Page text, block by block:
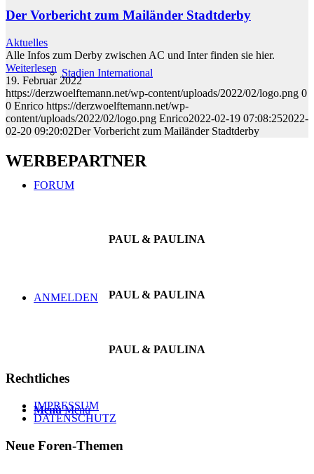
Stadien International
FORUM
ANMELDEN
Menü Menü
Der Vorbericht zum Mailänder Stadtderby
Aktuelles
Alle Infos zum Derby zwischen AC und Inter finden sie hier.
Weiterlesen
19. Februar 2022
https://derzwoelftemann.net/wp-content/uploads/2022/02/logo.png 0
0 Enrico https://derzwoelftemann.net/wp-
content/uploads/2022/02/logo.png Enrico2022-02-19 07:08:252022-
02-20 09:20:02Der Vorbericht zum Mailänder Stadtderby
WERBEPARTNER
PAUL & PAULINA
PAUL & PAULINA
PAUL & PAULINA
Rechtliches
IMPRESSUM
DATENSCHUTZ
Neue Foren-Themen